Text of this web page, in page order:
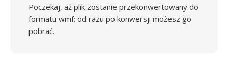
Poczekaj, aż plik zostanie przekonwertowany do
formatu wmf; od razu po konwersji możesz go
pobrać.